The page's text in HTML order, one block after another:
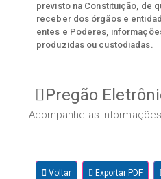
previsto na Constituição, de
receber dos órgãos e
entes e Poderes,
produzidas ou custodiadas.
Pregão
Acompanhe as
Voltar Exportar PDF